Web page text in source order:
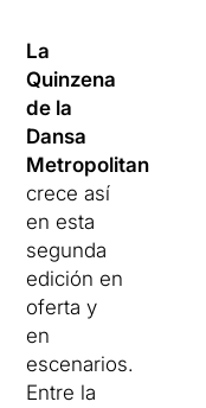
La
Quinzena
de la
Dansa
Metropolitana
crece así
en esta
segunda
edición en
oferta y
en
escenarios.
Entre la